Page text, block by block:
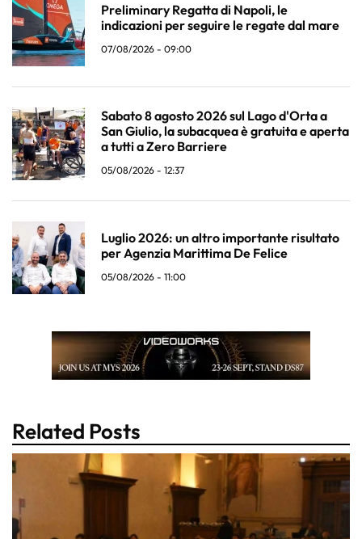
Preliminary Regatta di Napoli, le
indicazioni per seguire le regate dal mare
07/08/2026 - 09:00
Sabato 8 agosto 2026 sul Lago d'Orta a
San Giulio, la subacquea è gratuita e aperta
a tutti a Zero Barriere
05/08/2026 - 12:37
Luglio 2026: un altro importante risultato
per Agenzia Marittima De Felice
05/08/2026 - 11:00
Related Posts